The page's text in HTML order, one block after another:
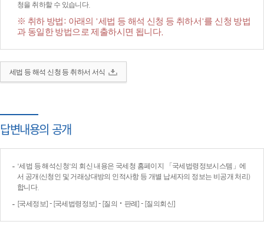
청을 취하할 수 있습니다.
※ 취하 방법: 아래의 '세법 등 해석 신청 등 취하서'를 신청 방법
과 동일한 방법으로 제출하시면 됩니다.
세법 등 해석 신청 등 취하서 서식
답변내용의 공개
'세법 등 해석신청'의 회신 내용은 국세청 홈페이지 「국세법령정보시스템」에
서 공개(신청인 및 거래상대방의 인적사항 등 개별 납세자의 정보는 비공개 처리)
합니다.
[국세정보] - [국세법령정보] - [질의‧판례] - [질의회신]